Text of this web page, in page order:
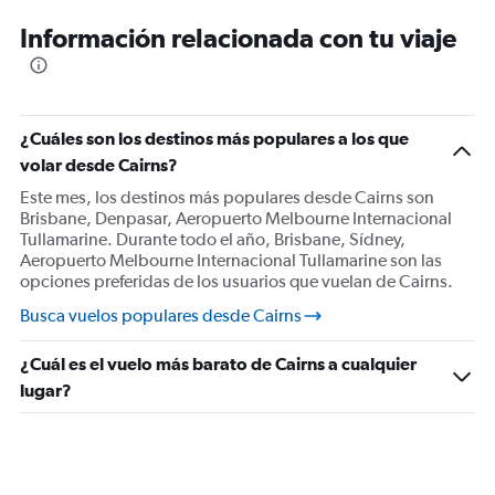
Vuelos desde Toowoomba City
Información relacionada con tu viaje
¿Cuáles son los destinos más populares a los que
volar desde Cairns?
Este mes, los destinos más populares desde Cairns son
Brisbane, Denpasar, Aeropuerto Melbourne Internacional
Tullamarine. Durante todo el año, Brisbane, Sídney,
Aeropuerto Melbourne Internacional Tullamarine son las
opciones preferidas de los usuarios que vuelan de Cairns.
Busca vuelos populares desde Cairns
¿Cuál es el vuelo más barato de Cairns a cualquier
lugar?